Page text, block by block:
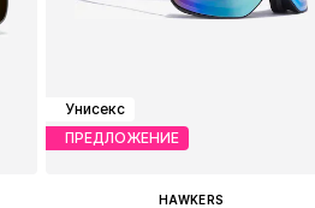
Унисекс
ПРЕДЛОЖЕНИЕ
HAWKERS